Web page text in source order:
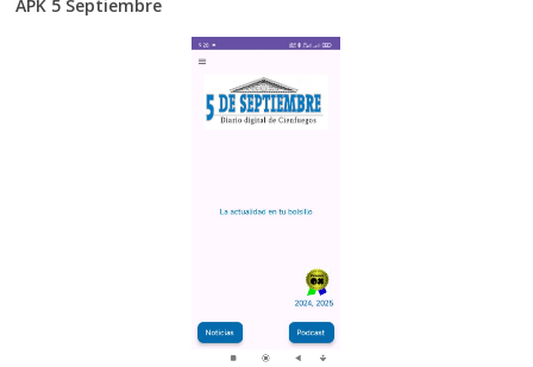
APK 5 Septiembre